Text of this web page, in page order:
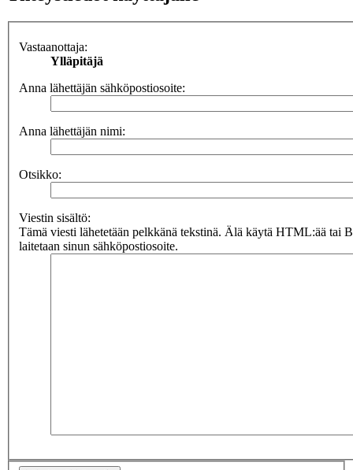
Vastaanottaja:
Ylläpitäjä
Anna lähettäjän sähköpostiosoite:
Anna lähettäjän nimi:
Otsikko:
Viestin sisältö:
Tämä viesti lähetetään pelkkänä tekstinä. Älä käytä HTML:ää tai
laitetaan sinun sähköpostiosoite.